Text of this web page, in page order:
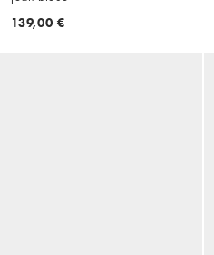
139,00 €